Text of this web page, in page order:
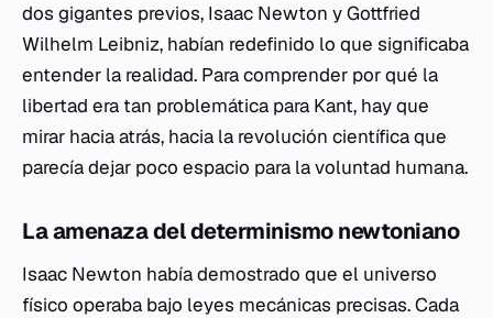
dos gigantes previos, Isaac Newton y Gottfried
Wilhelm Leibniz, habían redefinido lo que significaba
entender la realidad. Para comprender por qué la
libertad era tan problemática para Kant, hay que
mirar hacia atrás, hacia la revolución científica que
parecía dejar poco espacio para la voluntad humana.
La amenaza del determinismo newtoniano
Isaac Newton había demostrado que el universo
físico operaba bajo leyes mecánicas precisas. Cada